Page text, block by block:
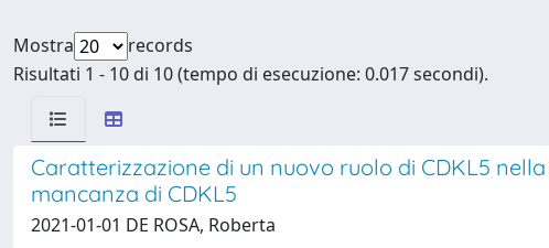
Mostra
records
Risultati 1 - 10 di 10 (tempo di esecuzione: 0.017 secondi).
Caratterizzazione di un nuovo ruolo di CDKL5
mancanza di CDKL5
2021-01-01 DE ROSA, Roberta